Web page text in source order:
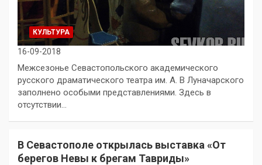
КУЛЬТУРА
16-09-2018
Межсезонье Севастопольского академического
русского драматического театра им. А. В Луначарского
заполнено особыми представлениями. Здесь в
отсутствии…
В Севастополе открылась выставка «От
берегов Невы к брегам Тавриды»